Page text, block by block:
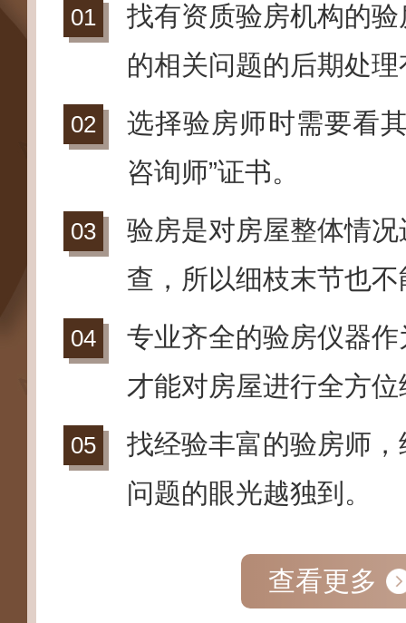
找有资质验房机构的
的相关问题的后期处
选择验房师时需要看
咨询师”证书。
验房是对房屋整体情
查，所以细枝末节也
专业齐全的验房仪器
才能对房屋进行全方
找经验丰富的验房师
问题的眼光越独到。
查看更多